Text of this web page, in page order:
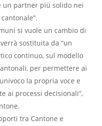
un partner più solido nei
si vuole un cambio di
sostituita da “un
continuo, sul modello
per permettere ai
la propria voce e
ai processi decisionali”,
tra Cantone e